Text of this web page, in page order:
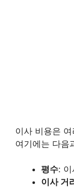
이사 비용은
여기에는 다음
평수:
이사 거